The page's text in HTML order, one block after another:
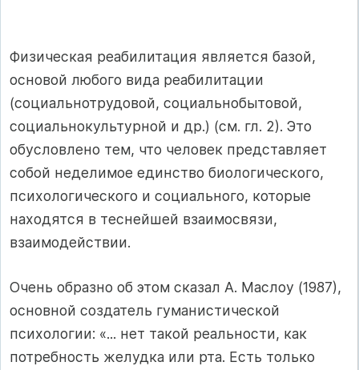
Физическая реабилитация является базой,
основой любого вида реабилитации
(социальнотрудовой, социальнобытовой,
социальнокультурной и др.) (см. гл. 2). Это
обусловлено тем, что человек представляет
собой неделимое единство биологического,
психологического и социального, которые
находятся в теснейшей взаимосвязи,
взаимодействии.
Очень образно об этом сказал А. Маслоу (1987),
основной создатель гуманистической
психологии: «... нет такой реальности, как
потребность желудка или рта. Есть только